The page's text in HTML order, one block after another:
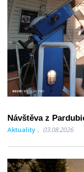
Návštěva z
Aktuality 03.08.2026